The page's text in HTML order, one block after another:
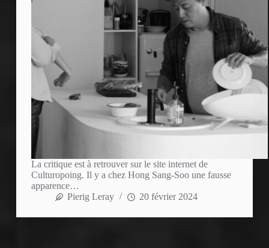
La critique est à retrouver sur le site internet de
Culturopoing. Il y a chez Hong Sang-Soo une fausse
apparence…
Pierig Leray
20 février 2024